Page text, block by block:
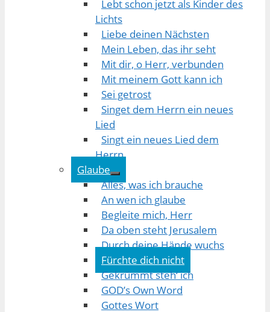
Lebt schon jetzt als Kinder des
Lichts
Liebe deinen Nächsten
Mein Leben, das ihr seht
Mit dir, o Herr, verbunden
Mit meinem Gott kann ich
Sei getrost
Singet dem Herrn ein neues
Lied
Singt ein neues Lied dem
Herrn
Glaube
Alles, was ich brauche
An wen ich glaube
Begleite mich, Herr
Da oben steht Jerusalem
Durch deine Hände wuchs
Fürchte dich nicht
Gekrümmt steh‘ ich
GOD’s Own Word
Gottes Wort